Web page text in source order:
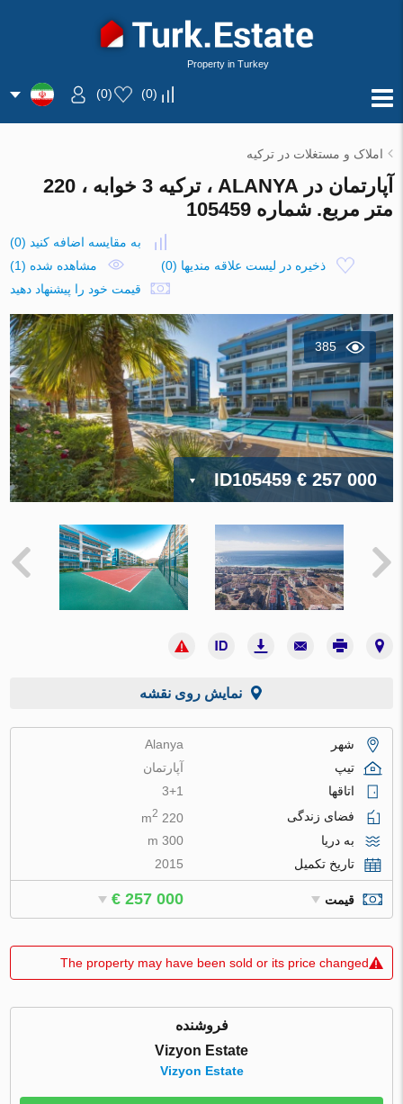
Property in Turkey
(
0
)
(
0
)
املاک و مستغلات در ترکیه
آپارتمان در ALANYA ، ترکیه 3 خوابه ، 220
متر مربع. شماره 105459
به مقایسه اضافه کنید (
0
)
ذخیره در لیست علاقه مندیها (
0
)
مشاهده شده (1)
قیمت خود را پیشنهاد دهید
385
ID105459€ 257 000
نمایش روی نقشه
شهر
Alanya
تیپ
آپارتمان
اتاقها
3+1
فضای زندگی
220 m
2
به دریا
300 m
تاریخ تکمیل
2015
قیمت € 257 000
The property may have been sold or its price changed
فروشنده
Vizyon Estate
Vizyon Estate